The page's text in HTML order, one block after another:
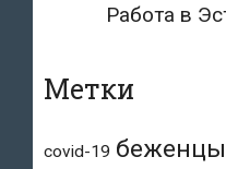
Работа в
Метки
covid-19 беженцы